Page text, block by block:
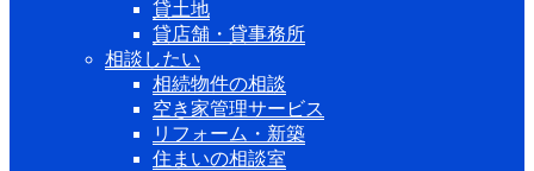
貸土地
貸店舗・貸事務所
相談したい
相続物件の相談
空き家管理サービス
リフォーム・新築
住まいの相談室